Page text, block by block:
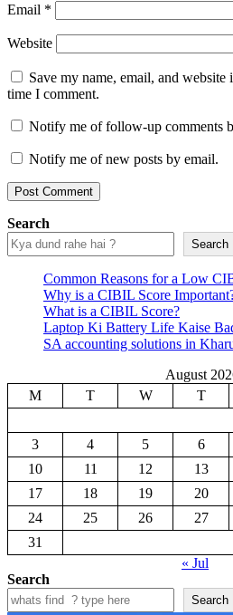
Email *
Website
Save my name, email, and
time I comment.
Notify me of follow-up comments
Notify me of new posts by email.
Search
Search
Common Reasons for a Low
Why is a CIBIL Score
What is a CIBIL Score?
Laptop Ki Battery Life Kaise
SA accounting solutions in
August
M
T W T
3
4 5 6
10
11 12 13
17
18 19 20
24
25 26 27
31
« Jul
Search
Search